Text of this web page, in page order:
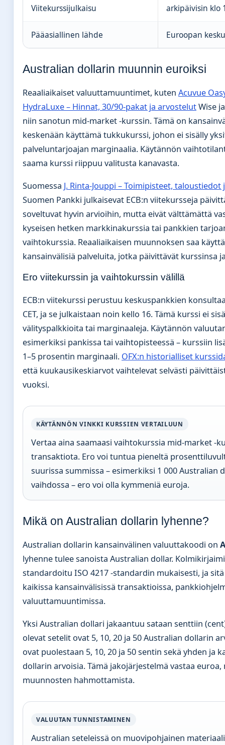
Viitekurssijulkaisu arkipäivisin klo
Pääasiallinen lähde Euroopan
Australian dollarin muunnin euroiksi
Reaaliaikaiset valuuttamuuntimet, kuten Acuvue
HydraLuxe – Hinnat, 30/90-pakat ja arvostelutWise
niin sanotun mid-market -kurssin. Tämä on
keskenään käyttämä tukkukurssi, johon ei sisälly
palveluntarjoajan marginaalia. Käytännön
saama kurssi riippuu valitusta kanavasta.
Suomessa J. Rinta-Jouppi – Toimipisteet, taloustiedot
Suomen Pankki julkaisevat ECB:n viitekursseja
soveltuvat hyvin arvioihin, mutta eivät välttämättä
kyseisen hetken markkinakurssia tai pankkien
vaihtokurssia. Reaaliaikaisen muunnoksen saa
kansainvälisiä palveluita, jotka päivittävät kurssinsa
Ero viitekurssin ja vaihtokurssin välillä
ECB:n viitekurssi perustuu keskuspankkien
CET, ja se julkaistaan noin kello 16. Tämä kurssi ei
välityspalkkioita tai marginaaleja. Käytännön
esimerkiksi pankissa tai vaihtopisteessä – kurssiin
1–5 prosentin marginaali. OFX:n historialliset
että kuukausikeskiarvot vaihtelevat selvästi
vuoksi.
KÄYTÄNNÖN VINKKI KURSSIEN VERTAILUUN
Vertaa aina saamaasi vaihtokurssia mid-market -
transaktiota. Ero voi tuntua pieneltä
suurissa summissa – esimerkiksi 1 000 Australian
vaihdossa – ero voi olla kymmeniä euroja.
Mikä on Australian dollarin lyhenne?
Australian dollarin kansainvälinen valuuttakoodi on
lyhenne tulee sanoista Australian dollar.
standardoitu ISO 4217 -standardin mukaisesti, ja
kaikissa kansainvälisissä transaktioissa,
valuuttamuuntimissa.
Yksi Australian dollari jakaantuu sataan senttiin
olevat setelit ovat 5, 10, 20 ja 50 Australian dollarin
ovat puolestaan 5, 10, 20 ja 50 sentin sekä yhden ja
dollarin arvoisia. Tämä jakojärjestelmä vastaa
muunnosten hahmottamista.
VALUUTAN TUNNISTAMINEN
Australian seteleissä on muovipohjainen